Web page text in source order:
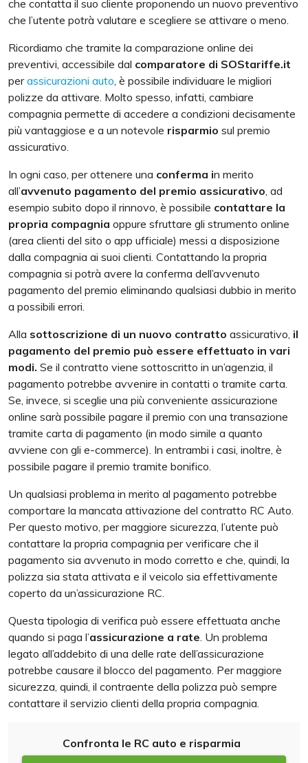
che contatta il suo cliente proponendo un nuovo preventivo
che l’utente potrà valutare e scegliere se attivare o meno.
Ricordiamo che tramite la comparazione online dei
preventivi, accessibile dal comparatore di SOStariffe.it
perassicurazioni auto, è possibile individuare le migliori
polizze da attivare. Molto spesso, infatti, cambiare
compagnia permette di accedere a condizioni decisamente
più vantaggiose e a un notevole risparmio sul premio
assicurativo.
In ogni caso, per ottenere una conferma in merito
all’avvenuto pagamento del premio assicurativo, ad
esempio subito dopo il rinnovo, è possibile contattare la
propria compagnia oppure sfruttare gli strumento online
(area clienti del sito o app ufficiale) messi a disposizione
dalla compagnia ai suoi clienti. Contattando la propria
compagnia si potrà avere la conferma dell’avvenuto
pagamento del premio eliminando qualsiasi dubbio in merito
a possibili errori.
Alla sottoscrizione di un nuovo contratto assicurativo, il
pagamento del premio può essere effettuato in vari
modi. Se il contratto viene sottoscritto in un’agenzia, il
pagamento potrebbe avvenire in contatti o tramite carta.
Se, invece, si sceglie una più conveniente assicurazione
online sarà possibile pagare il premio con una transazione
tramite carta di pagamento (in modo simile a quanto
avviene con gli e-commerce). In entrambi i casi, inoltre, è
possibile pagare il premio tramite bonifico.
Un qualsiasi problema in merito al pagamento potrebbe
comportare la mancata attivazione del contratto RC Auto.
Per questo motivo, per maggiore sicurezza, l’utente può
contattare la propria compagnia per verificare che il
pagamento sia avvenuto in modo corretto e che, quindi, la
polizza sia stata attivata e il veicolo sia effettivamente
coperto da un’assicurazione RC.
Questa tipologia di verifica può essere effettuata anche
quando si paga l’assicurazione a rate. Un problema
legato all’addebito di una delle rate dell’assicurazione
potrebbe causare il blocco del pagamento. Per maggiore
sicurezza, quindi, il contraente della polizza può sempre
contattare il servizio clienti della propria compagnia.
Confronta le RC auto e risparmia